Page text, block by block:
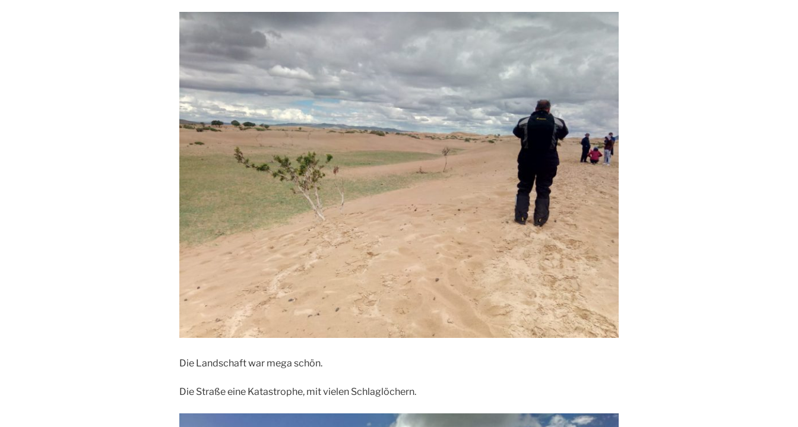
Die Landschaft war mega schön.
Die Straße eine Katastrophe, mit vielen Schlaglöchern.